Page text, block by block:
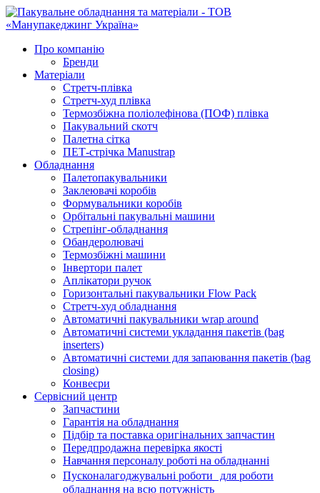
Про компанію
Бренди
Матеріали
Стретч-плівка
Стретч-худ плівка
Термозбіжна поліолефінова (ПОФ) плівка
Пакувальний скотч
Палетна сітка
ПЕТ-стрічка Manustrap
Обладнання
Палетопакувальники
Заклеювачі коробів
Формувальники коробів
Орбітальні пакувальні машини
Стрепінг-обладнання
Обандеролювачі
Термозбіжні машини
Інвертори палет
Аплікатори ручок
Горизонтальні пакувальники Flow Pack
Стретч-худ обладнання
Автоматичні пакувальники wrap around
Автоматичні системи укладання пакетів (bag
inserters)
Автоматичні системи для запаювання пакетів (bag
closing)
Конвеєри
Сервісний центр
Запчастини
Гарантія на обладнання
Підбір та поставка оригінальних запчастин
Передпродажна перевірка якості
Навчання персоналу роботі на обладнанні
Пусконалагоджувальні роботи для роботи
обладнання на всю потужність